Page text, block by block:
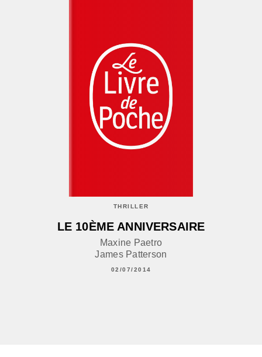
THRILLER
LE 10ÈME ANNIVERSAIRE
Maxine Paetro
James Patterson
02/07/2014